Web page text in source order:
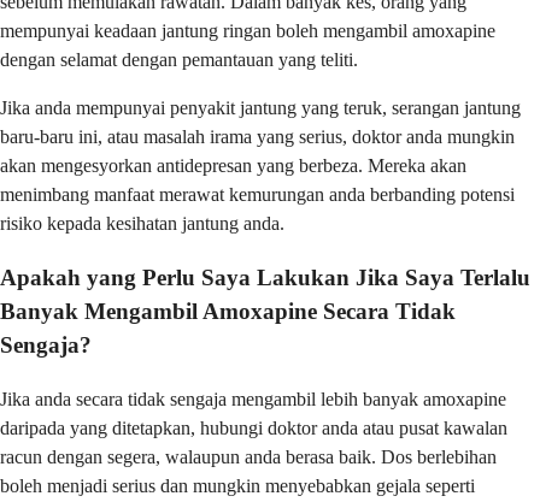
mempunyai keadaan jantung ringan boleh mengambil amoxapine
dengan selamat dengan pemantauan yang teliti.
Jika anda mempunyai penyakit jantung yang teruk, serangan jantung
baru-baru ini, atau masalah irama yang serius, doktor anda mungkin
akan mengesyorkan antidepresan yang berbeza. Mereka akan
menimbang manfaat merawat kemurungan anda berbanding potensi
risiko kepada kesihatan jantung anda.
Apakah yang Perlu Saya Lakukan Jika Saya Terlalu
Banyak Mengambil Amoxapine Secara Tidak
Sengaja?
Jika anda secara tidak sengaja mengambil lebih banyak amoxapine
daripada yang ditetapkan, hubungi doktor anda atau pusat kawalan
racun dengan segera, walaupun anda berasa baik. Dos berlebihan
boleh menjadi serius dan mungkin menyebabkan gejala seperti